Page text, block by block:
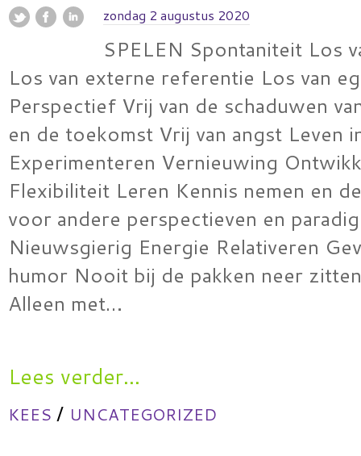
zondag 2 augustus 2020
SPELEN Spontaniteit Los
Los van externe referentie Los van
Perspectief Vrij van de schaduwen
en de toekomst Vrij van angst Leven
Experimenteren Vernieuwing
Flexibiliteit Leren Kennis nemen en
voor andere perspectieven en
Nieuwsgierig Energie Relativeren
humor Nooit bij de pakken neer
Alleen met…
Lees verder...
KEES / UNCATEGORIZED